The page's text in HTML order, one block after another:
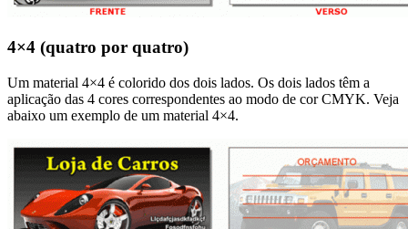
4×4 (quatro por quatro)
Um material 4×4 é colorido dos dois lados. Os dois lados têm a
aplicação das 4 cores correspondentes ao modo de cor CMYK. Veja
abaixo um exemplo de um material 4×4.